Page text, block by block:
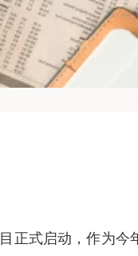
正式启动，作为今